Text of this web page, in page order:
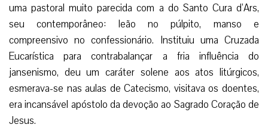
uma pastoral muito parecida com a do Santo Cura d’Ars,
seu contemporâneo: leão no púlpito, manso e
compreensivo no confessionário. Instituiu uma Cruzada
Eucarística para contrabalançar a fria influência do
jansenismo, deu um caráter solene aos atos litúrgicos,
esmerava-se nas aulas de Catecismo, visitava os doentes,
era incansável apóstolo da devoção ao Sagrado Coração de
Jesus.